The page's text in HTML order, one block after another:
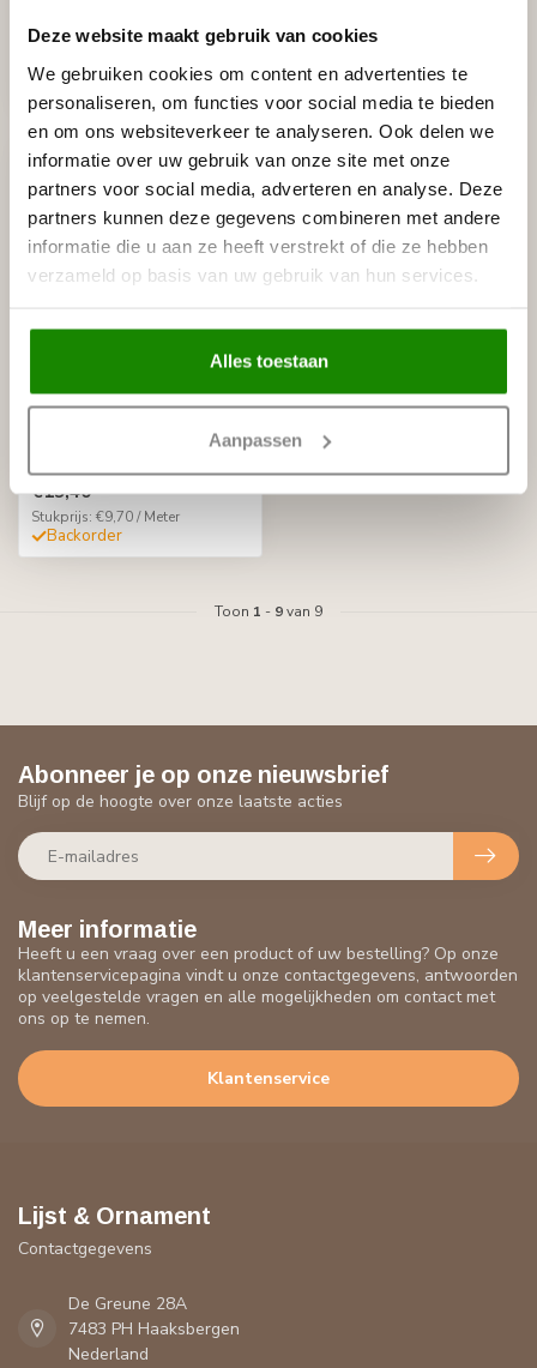
Deze website maakt gebruik van cookies
We gebruiken cookies om content en advertenties te
personaliseren, om functies voor social media te bieden
en om ons websiteverkeer te analyseren. Ook delen we
informatie over uw gebruik van onze site met onze
partners voor social media, adverteren en analyse. Deze
partners kunnen deze gegevens combineren met andere
informatie die u aan ze heeft verstrekt of die ze hebben
verzameld op basis van uw gebruik van hun services.
Alles toestaan
Aanpassen
Stukprijs: €10,32 / Meter
Op voorraad (1)
Stukprijs: €6,12 / Meter
Op voorraad (4)
NMC
Nomafloor CS110
Overzetplint (110 x 22
€19,40
Stukprijs: €9,70 / Meter
Backorder
Toon 1 - 9van 9
Meer informatie
Heeft u een vraag over een product of uw bestelling? Op onze
klantenservicepagina vindt u onze contactgegevens, antwoorden
op veelgestelde vragen en alle mogelijkheden om contact met
ons op te nemen.
Klantenservice
Abonneer je op onze nieuwsbrief
Blijf op de hoogte over onze laatste acties
Lijst & Ornament
Contactgegevens
De Greune 28A
7483 PH Haaksbergen
Nederland